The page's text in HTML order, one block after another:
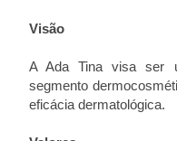
Visão
A Ada Tina visa ser
segmento
eficácia dermatológica.